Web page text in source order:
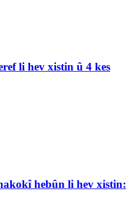
li hev xistin û 4 kes
hebûn li hev xistin: